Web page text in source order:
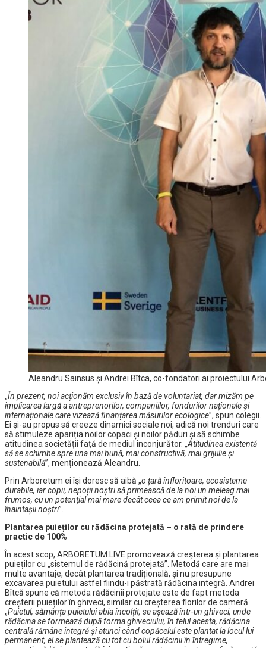
Aleandru Sainsus și Andrei Bîtca, co-fondatori ai proiectului
„În prezent, noi acționăm exclusiv în bază de voluntariat, dar mizăm pe
implicarea largă a antreprenorilor, companiilor, fondurilor naționale și
internaționale care vizează finanțarea măsurilor ecologice”, spun colegii.
Ei și-au propus să creeze dinamici sociale noi, adică noi trenduri care
să stimuleze apariția noilor copaci și noilor păduri și să schimbe
atitudinea societății față de mediul înconjurător. „Atitudinea existentă
să se schimbe spre una mai bună, mai constructivă, mai grijulie și
sustenabilă”, menționează Aleandru.
Prin Arboretum ei își doresc să aibă „o țară înfloritoare, ecosisteme
durabile, iar copii, nepoții noștri să primească de la noi un meleag mai
frumos, cu un potențial mai mare decât ceea ce am primit noi de la
înaintașii noștri”.
Plantarea puieților cu rădăcina protejată – o rată de prindere
practic de 100%
În acest scop, ARBORETUM.LIVE promovează creșterea și plantarea
puieților cu „sistemul de rădăcină protejată”. Metodă care are mai
multe avantaje, decât plantarea tradițională, și nu presupune
excavarea puietului astfel fiindu-i păstrată rădăcina integră. Andrei
Bîtcă spune că metoda rădăcinii protejate este de fapt metoda
creșterii puieților în ghiveci, similar cu creșterea florilor de cameră.
„Puietul, sămânța puietului abia încolțit, se așează într-un ghiveci, unde
rădăcina se formează după forma ghiveciului, în felul acesta, rădăcina
centrală rămâne integră și atunci când copăcelul este plantat la locul lui
permanent, el se plantează cu tot cu bolul rădăcinii în întregime,